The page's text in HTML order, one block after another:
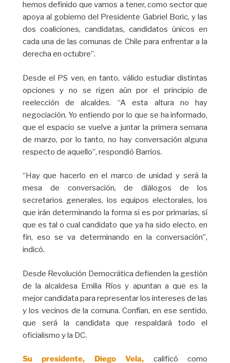
hemos definido que vamos a tener, como sector que
apoya al gobierno del Presidente Gabriel Boric, y las
dos coaliciones, candidatas, candidatos únicos en
cada una de las comunas de Chile para enfrentar a la
derecha en octubre”.
Desde el PS ven, en tanto, válido estudiar distintas
opciones y no se rigen aún por el principio de
reelección de alcaldes. “A esta altura no hay
negociación. Yo entiendo por lo que se ha informado,
que el espacio se vuelve a juntar la primera semana
de marzo, por lo tanto, no hay conversación alguna
respecto de aquello”, respondió Barrios.
“Hay que hacerlo en el marco de unidad y será la
mesa de conversación, de diálogos de los
secretarios generales, los equipos electorales, los
que irán determinando la forma si es por primarias, sí
que es tal o cual candidato que ya ha sido electo, en
fin, eso se va determinando en la conversación”,
indicó.
Desde Revolución Democrática defienden la gestión
de la alcaldesa Emilia Ríos y apuntan a que es la
mejor candidata para representar los intereses de las
y los vecinos de la comuna. Confían, en ese sentido,
que será la candidata que respaldará todo el
oficialismo y la DC.
Su presidente, Diego Vela, calificó como